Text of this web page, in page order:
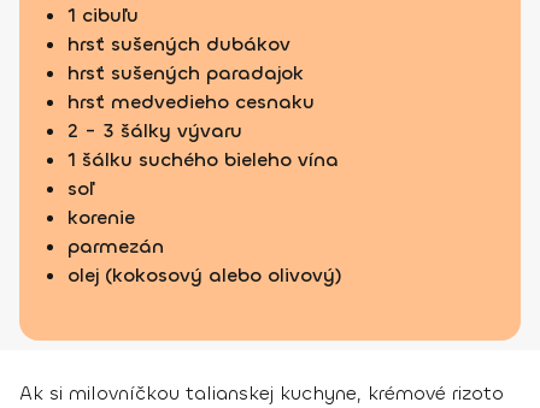
1 cibuľu
hrsť sušených dubákov
hrsť sušených paradajok
hrsť medvedieho cesnaku
2 - 3 šálky vývaru
1 šálku suchého bieleho vína
soľ
korenie
parmezán
olej (kokosový alebo olivový)
Ak si milovníčkou talianskej kuchyne, krémové rizoto